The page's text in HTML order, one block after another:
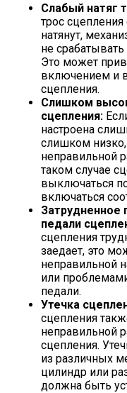
Слабый натяг
трос
натянут,
не
Это может
включением и
сцепления.
Слишком
сцепления:
настроена
слишком
неправильной
таком случае
выключаться
включаться
педали
сцепления
заедает, это
неправильной
или
педали.
Утечка
сцепления
неправильной
сцепления.
из различных
цилиндр или
должна быть